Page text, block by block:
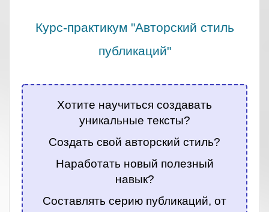
Курс-практикум "Авторский стиль
публикаций"
Хотите научиться создавать
уникальные тексты?
Создать свой авторский стиль?
Наработать новый полезный
навык?
Составлять серию публикаций, от